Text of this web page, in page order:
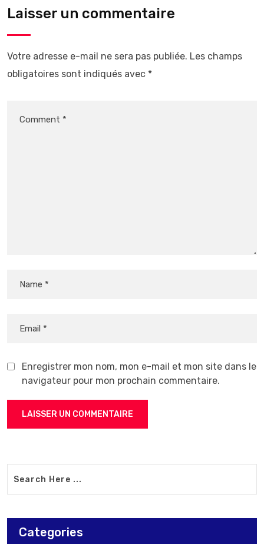
Laisser un commentaire
Votre adresse e-mail ne sera pas publiée. Les champs
obligatoires sont indiqués avec *
Enregistrer mon nom, mon e-mail et mon site dans le
navigateur pour mon prochain commentaire.
Categories